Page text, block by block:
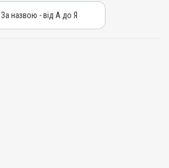
За назвою - від А до Я